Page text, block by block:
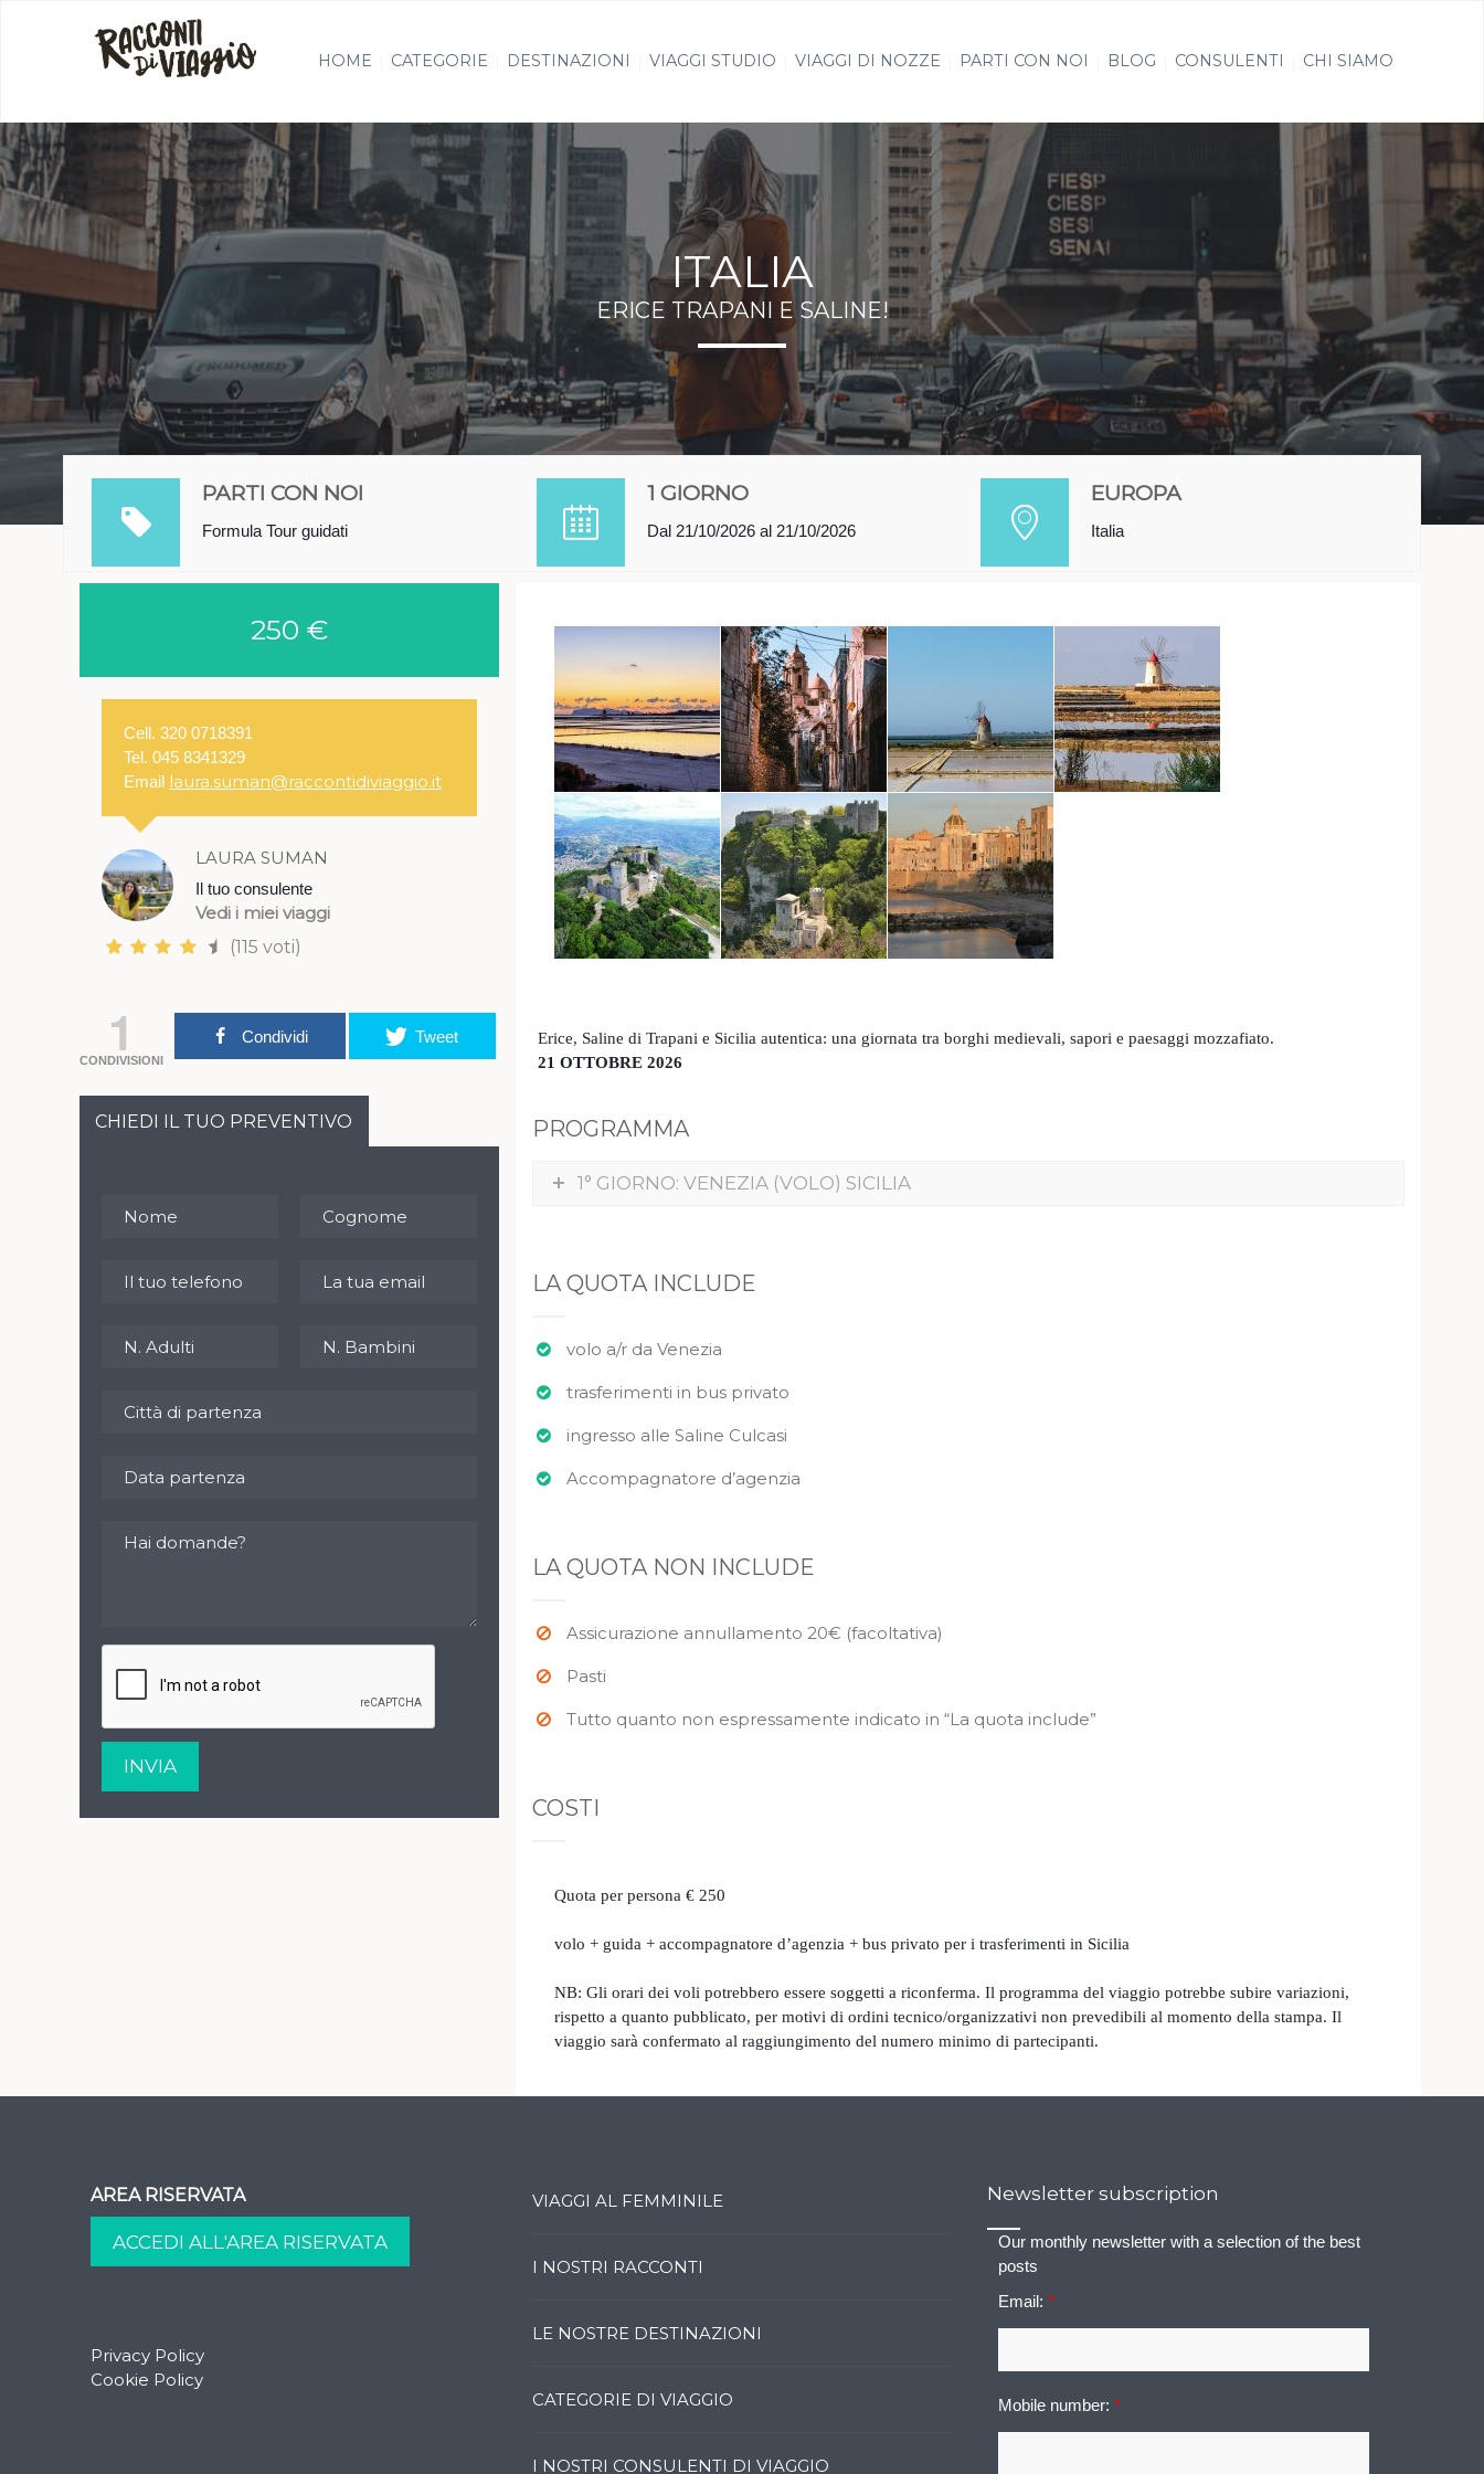
HOME CATEGORIE DESTINAZIONI VIAGGI STUDIO VIAGGI DI NOZZE PARTI CON NOI BLOG CONSULENTI CHI SIAMO
ITALIA
ERICE TRAPANI E SALINE!
PARTI CON NOI
Formula Tour guidati
1 GIORNO
Dal 21/10/2026 al 21/10/2026
EUROPA
Italia
250 €
Cell. 320 0718391
Tel. 045 8341329
Email laura.suman@raccontidiviaggio.it
LAURA SUMAN
Il tuo consulente
Vedi i miei viaggi
(115 voti)
1
CONDIVISIONI
Condividi Tweet
CHIEDI IL TUO PREVENTIVO
Erice, Saline di Trapani e Sicilia autentica: una giornata tra borghi medievali, sapori e paesaggi mozzafiato.
21 OTTOBRE 2026
PROGRAMMA
1° GIORNO: VENEZIA (VOLO) SICILIA
LA QUOTA INCLUDE
volo a/r da Venezia
trasferimenti in bus privato
ingresso alle Saline Culcasi
Accompagnatore d’agenzia
LA QUOTA NON INCLUDE
Assicurazione annullamento 20€ (facoltativa)
Pasti
Tutto quanto non espressamente indicato in “La quota include”
COSTI
Quota per persona € 250
volo + guida + accompagnatore d’agenzia + bus privato per i trasferimenti in Sicilia
NB: Gli orari dei voli potrebbero essere soggetti a riconferma. Il programma del viaggio potrebbe subire variazioni,
rispetto a quanto pubblicato, per motivi di ordini tecnico/organizzativi non prevedibili al momento della stampa. Il
viaggio sarà confermato al raggiungimento del numero minimo di partecipanti.
AREA RISERVATA
Privacy Policy
Cookie Policy
VIAGGI AL FEMMINILE
I NOSTRI RACCONTI
LE NOSTRE DESTINAZIONI
CATEGORIE DI VIAGGIO
I NOSTRI CONSULENTI DI VIAGGIO
Newsletter subscription
Our monthly newsletter with a selection of the best
posts
Email: *
Mobile number: *